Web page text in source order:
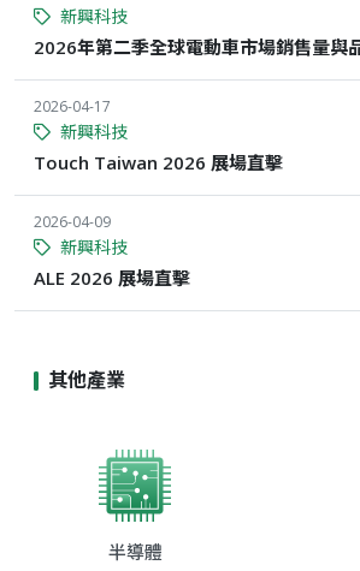
新興科技
2026年第二季全球電動車市場銷售量與
2026-04-17
新興科技
Touch Taiwan 2026 展場直擊
2026-04-09
新興科技
ALE 2026 展場直擊
其他產業
半導體